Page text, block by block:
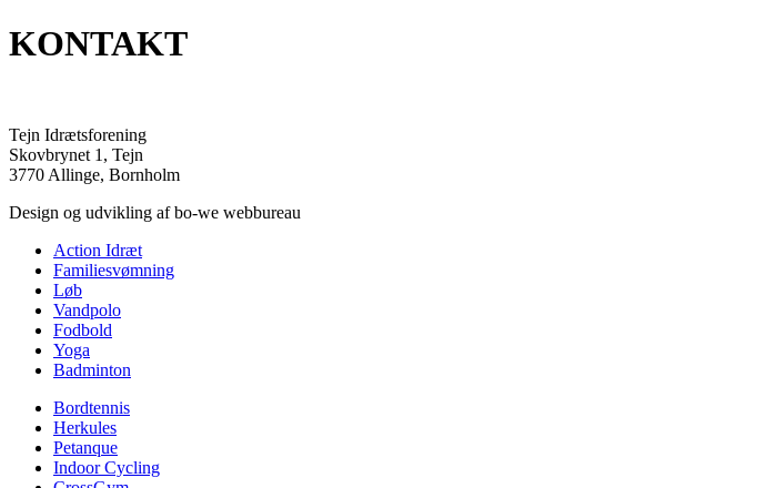
KONTAKT
Tejn Idrætsforening
Skovbrynet 1, Tejn
3770 Allinge, Bornholm
Design og udvikling af bo-we webbureau
Action Idræt
Familiesvømning
Løb
Vandpolo
Fodbold
Yoga
Badminton
Bordtennis
Herkules
Petanque
Indoor Cycling